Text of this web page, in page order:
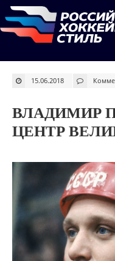
15.06.2018
ВЛАДИМИР
ЦЕНТР